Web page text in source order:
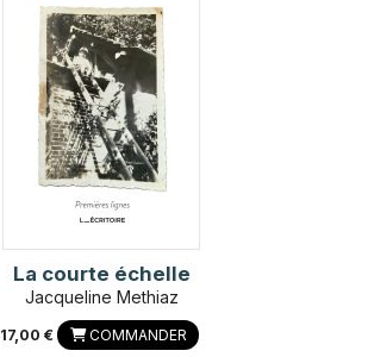
La courte échelle
Jacqueline Methiaz
17,00 € COMMANDER